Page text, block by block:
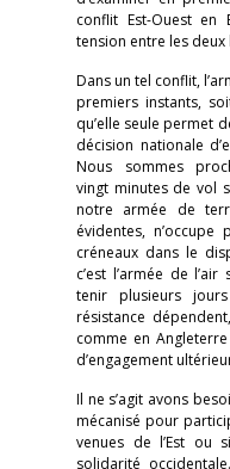
conflit Est-Ouest en
tension entre les deux
Dans un tel conflit,
premiers instants,
qu’elle seule permet
décision nationale
Nous sommes
vingt minutes de vol
notre armée de
évidentes,
créneaux dans le
c’est l’armée de
tenir plusieurs
résistance
comme en
d’engagement
Il ne s’agit avons
mécanisé pour
venues de l’Est ou
solidarité